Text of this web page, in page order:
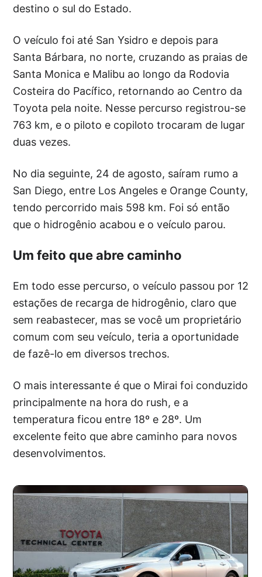
destino o sul do Estado.
O veículo foi até San Ysidro e depois para
Santa Bárbara, no norte, cruzando as praias de
Santa Monica e Malibu ao longo da Rodovia
Costeira do Pacífico, retornando ao Centro da
Toyota pela noite. Nesse percurso registrou-se
763 km, e o piloto e copiloto trocaram de lugar
duas vezes.
No dia seguinte, 24 de agosto, saíram rumo a
San Diego, entre Los Angeles e Orange County,
tendo percorrido mais 598 km. Foi só então
que o hidrogênio acabou e o veículo parou.
Um feito que abre caminho
Em todo esse percurso, o veículo passou por 12
estações de recarga de hidrogênio, claro que
sem reabastecer, mas se você um proprietário
comum com seu veículo, teria a oportunidade
de fazê-lo em diversos trechos.
O mais interessante é que o Mirai foi conduzido
principalmente na hora do rush, e a
temperatura ficou entre 18º e 28º. Um
excelente feito que abre caminho para novos
desenvolvimentos.